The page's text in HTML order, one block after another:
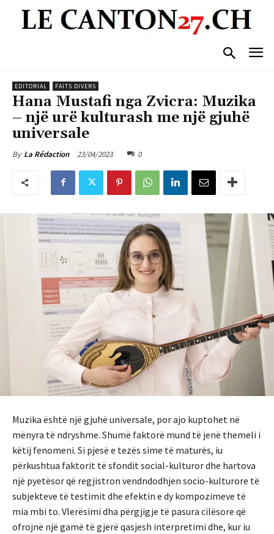
EDITORIAL FAITS DIVERS
Hana Mustafi nga Zvicra: Muzika
– një urë kulturash me një gjuhë
universale
By La Rédaction 23/04/2023 0
Muzika është një gjuhë universale, por ajo kuptohet në
mënyra të ndryshme. Shumë faktorë mund të jenë themeli i
këtij fenomeni. Si pjesë e tezës sime të maturës, iu
përkushtua faktorit të sfondit social-kulturor dhe hartova
një pyetësor që regjistron vendndodhjen socio-kulturore të
subjekteve të testimit dhe efektin e dy kompozimeve të
mia mbi to. Vlerësimi dha përgjigje të pasura cilësore që
ofrojnë një gamë të gjerë qasjesh interpretimi dhe, kur iu